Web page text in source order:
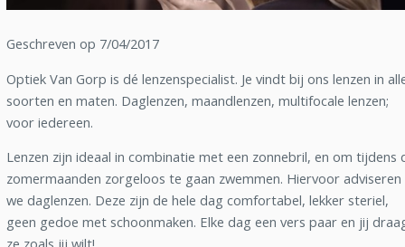
Geschreven op 7/04/2017
Optiek Van Gorp is dé lenzenspecialist. Je vindt bij ons lenzen in
soorten en maten. Daglenzen, maandlenzen, multifocale lenzen;
voor iedereen.
Lenzen zijn ideaal in combinatie met een zonnebril, en om tijdens
zomermaanden zorgeloos te gaan zwemmen. Hiervoor adviseren
we daglenzen. Deze zijn de hele dag comfortabel, lekker steriel,
geen gedoe met schoonmaken. Elke dag een vers paar en jij